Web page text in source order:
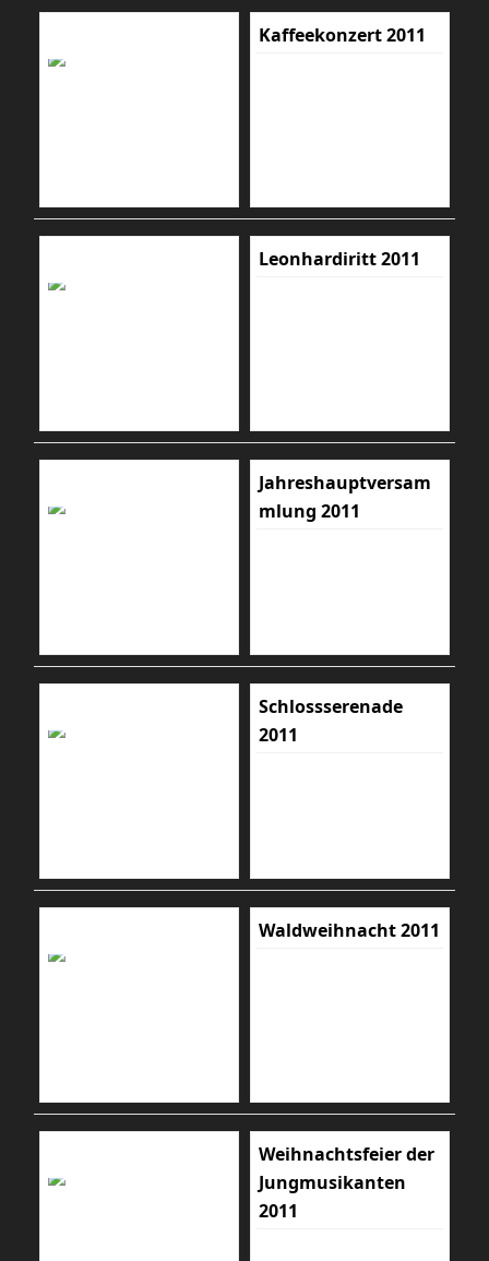
Kaffeekonzert 2011
Leonhardiritt 2011
Jahreshauptversam
mlung 2011
Schlossserenade
2011
Waldweihnacht 2011
Weihnachtsfeier der
Jungmusikanten
2011